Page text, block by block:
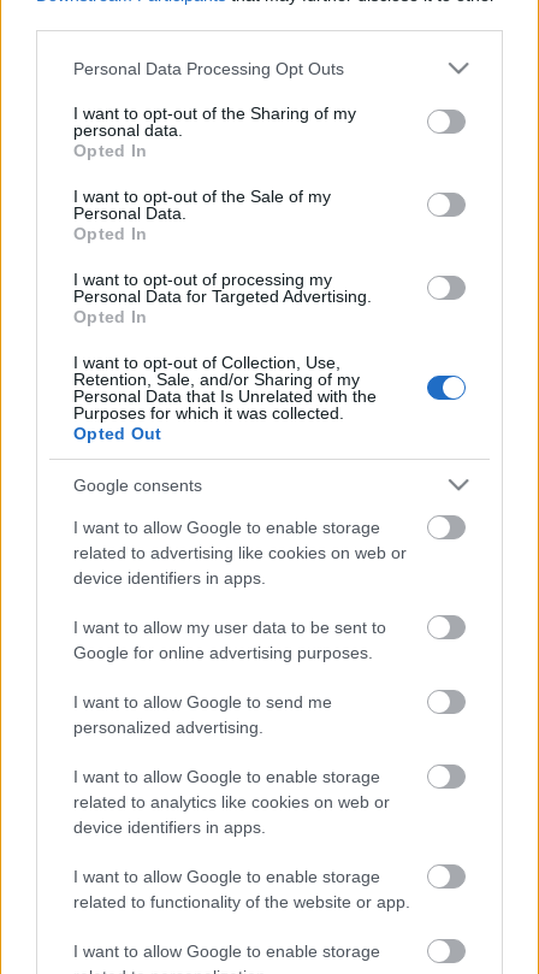
Please note that this website/app uses one or more Google
not limited to your visit or usage behaviour. You may click to
grant or deny consent to Google and its third-party tags to
use your data for below specified purposes in below Google
consent section.
Personal Data Processing Opt Outs
I want to opt-out of the Sharing of my
personal data.
Opted In
I want to opt-out of the Sale of my
Personal Data.
Opted In
I want to opt-out of processing my
Personal Data for Targeted Advertising.
Opted In
I want to opt-out of Collection, Use,
Retention, Sale, and/or Sharing of my
Personal Data that Is Unrelated with the
Purposes for which it was collected.
Opted Out
Google consents
I want to allow Google to enable storage
related to advertising like cookies on web or
device identifiers in apps.
I want to allow my user data to be sent to
Google for online advertising purposes.
I want to allow Google to send me
personalized advertising.
I want to allow Google to enable storage
related to analytics like cookies on web or
device identifiers in apps.
I want to allow Google to enable storage
related to functionality of the website or app.
I want to allow Google to enable storage
A csillag órája
Könyvajánló - Clarice Lispector: A csillag órája
2019. október 17.
"Egy fiatal lány a dzsungelből Rio de Janeiróba kerül
gépírókisasszonynak:vajon az ő ártatlansága lesz
erősebb vagy a nagyváros nyüzsgése?" A Magvető
Kiadó a Brazil Kulturális Minisztérium Nemzeti
Könyv Alapjának támogatásával elhozta a magyar
olvasóknak Clarice Lispector utolsó írását. Az…
5 őrült, extrém vízicsúszda a
nagyvilágból
2018. július 22.
A vízicsúszda kortalan szórakozás. Ahogy a gyerekek
akár egyszerre is, úgy a felnőttekre is képes
hasonlóan hatni. Sőt! Felnőtt fejjel már sokkal
óvatosabbak vagyunk, így talán még nagyobb